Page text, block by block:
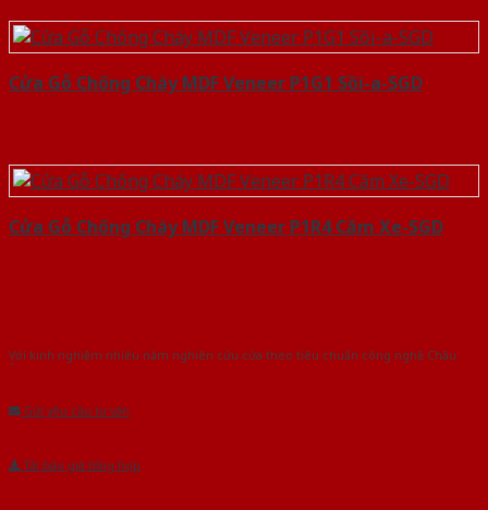
Cửa Gỗ Chống Cháy MDF Veneer P1G1 Sồi-a-SGD
Cửa Gỗ Chống Cháy MDF Veneer P1R4 Căm Xe-SGD
Với kinh nghiệm nhiêu năm nghiên cứu cửa theo tiêu chuẩn công nghệ Châu
Gửi yêu cầu tư vấn
Tải báo giá tổng hợp